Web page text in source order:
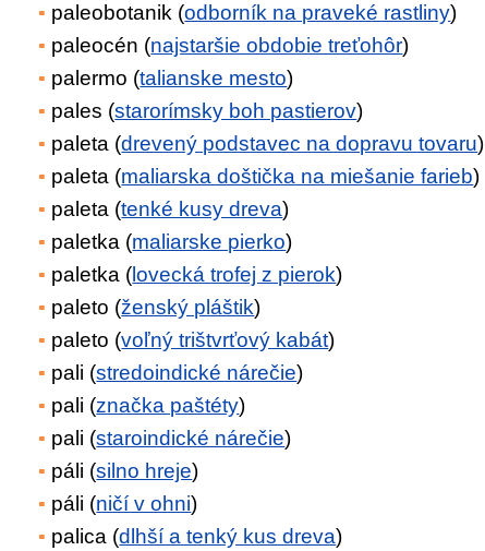
paleobotanik (odborník na praveké rastliny)
paleocén (najstaršie obdobie treťohôr)
palermo (talianske mesto)
pales (starorímsky boh pastierov)
paleta (drevený podstavec na dopravu tovaru)
paleta (maliarska doštička na miešanie farieb)
paleta (tenké kusy dreva)
paletka (maliarske pierko)
paletka (lovecká trofej z pierok)
paleto (ženský pláštik)
paleto (voľný trištvrťový kabát)
pali (stredoindické nárečie)
pali (značka paštéty)
pali (staroindické nárečie)
páli (silno hreje)
páli (ničí v ohni)
palica (dlhší a tenký kus dreva)